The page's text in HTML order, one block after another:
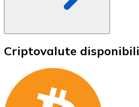
Criptovalute disponibili